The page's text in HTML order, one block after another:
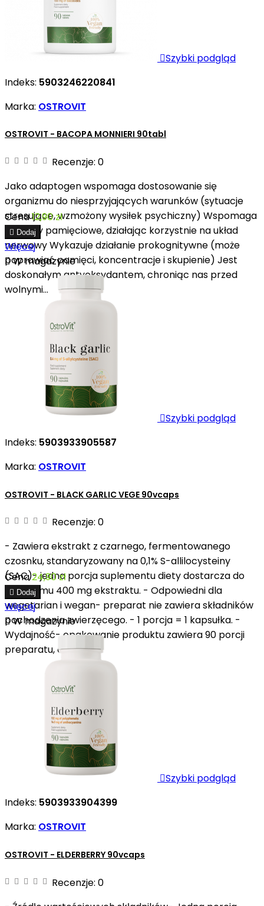
Szybki podgląd
Indeks: 5903246220841
Marka: OSTROVIT
OSTROVIT - BACOPA MONNIERI 90tabl
Recenzje: 0
Jako adaptogen wspomaga dostosowanie się
organizmu do niesprzyjających warunków (sytuacje
stresujące, wzmożony wysiłek psychiczny) Wspomaga
procesy pamięciowe, działając korzystnie na układ
nerwowy Wykazuje działanie prokognitywne (może
poprawiać pamięci, koncentracje i skupienie) Jest
doskonałym antyoksydantem, chroniąc nas przed
wolnymi...
Cena12,90 zł
 Dodaj
Więcej
W magazynie
Szybki podgląd
Indeks: 5903933905587
Marka: OSTROVIT
OSTROVIT - BLACK GARLIC VEGE 90vcaps
Recenzje: 0
- Zawiera ekstrakt z czarnego, fermentowanego
czosnku, standaryzowany na 0,1% S-allilocysteiny
(SAC)- jedna porcja suplementu diety dostarcza do
organizmu 400 mg ekstraktu. - Odpowiedni dla
wegetarian i wegan- preparat nie zawiera składników
pochodzenia zwierzęcego. - 1 porcja = 1 kapsułka. -
Wydajność- opakowanie produktu zawiera 90 porcji
preparatu, co...
Cena24,90 zł
 Dodaj
Więcej
W magazynie
Szybki podgląd
Indeks: 5903933904399
Marka: OSTROVIT
OSTROVIT - ELDERBERRY 90vcaps
Recenzje: 0